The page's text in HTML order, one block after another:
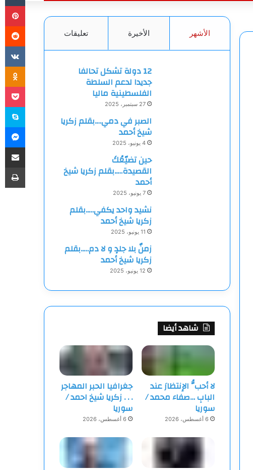
الأشهر الأخيرة تعليقات
12 دولة تشكل تحالفا
جديدا لدعم السلطة
الفلسطينية ماليا
27 سبتمبر، 2025
الصبر في دمي….بقلم زكريا
شيخ أحمد
4 يونيو، 2025
حين تضيّعُكَ
القصيدة…..بقلم زكريا شيخ
أحمد
7 يونيو، 2025
نشيد واحد يكفي…..بقلم
زكريا شيخ أحمد
11 يونيو، 2025
زمنٌ بلا جلدٍ و لا دم…..بقلم
زكريا شيخ أحمد
12 يونيو، 2025
شاهد أيضا
لا أحبُّ الإنتظارَ عند
البابِ …صفاء محمد /
سوريا
6 أغسطس، 2026
جغرافيا الحبر المهاجر
‏. . . زكريا شيخ احمد /
سوريا
6 أغسطس، 2026